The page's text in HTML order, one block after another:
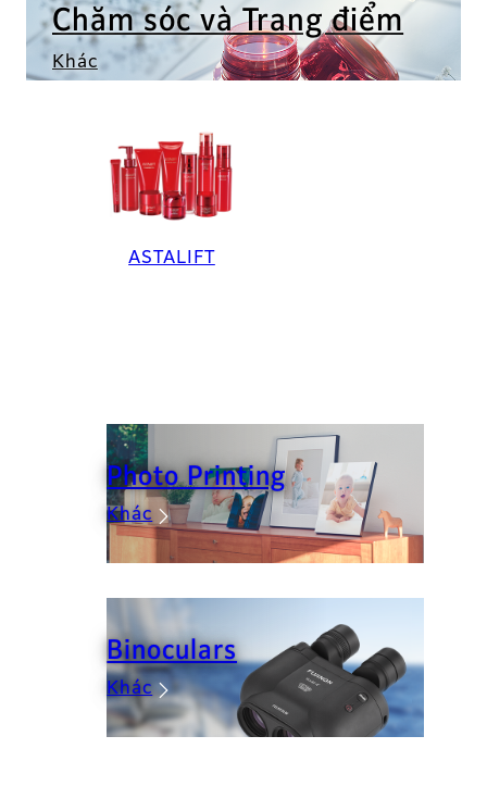
Chăm sóc và Trang điểm
Khác
ASTALIFT
Photo Printing
Khác
Binoculars
Khác